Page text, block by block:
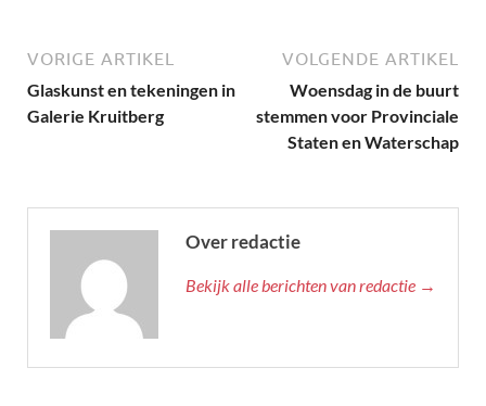
VORIGE ARTIKEL
Glaskunst en tekeningen in
Galerie Kruitberg
VOLGENDE ARTIKEL
Woensdag in de buurt
stemmen voor Provinciale
Staten en Waterschap
Over redactie
Bekijk alle berichten van redactie →